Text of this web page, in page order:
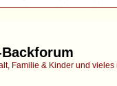
Familie & Kinder und